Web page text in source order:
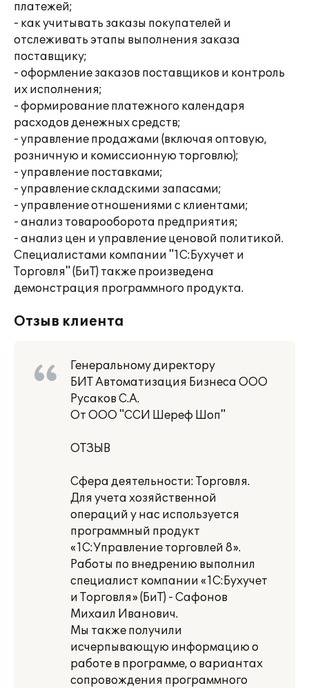
платежей;
- как учитывать заказы покупателей и
отслеживать этапы выполнения заказа
поставщику;
- оформление заказов поставщиков и контроль
их исполнения;
- формирование платежного календаря
расходов денежных средств;
- управление продажами (включая оптовую,
розничную и комиссионную торговлю);
- управление поставками;
- управление складскими запасами;
- управление отношениями с клиентами;
- анализ товарооборота предприятия;
- анализ цен и управление ценовой политикой.
Специалистами компании "1С:Бухучет и
Торговля" (БиТ) также произведена
демонстрация программного продукта.
Отзыв клиента
Генеральному директору
БИТ Автоматизация Бизнеса ООО
Русаков С.А.
От ООО "ССИ Шереф Шоп"
ОТЗЫВ
Сфера деятельности: Торговля.
Для учета хозяйственной
операций у нас используется
программный продукт
«1С:Управление торговлей 8».
Работы по внедрению выполнил
специалист компании «1С:Бухучет
и Торговля» (БиТ) - Сафонов
Михаил Иванович.
Мы также получили
исчерпывающую информацию о
работе в программе, о вариантах
сопровождения программного